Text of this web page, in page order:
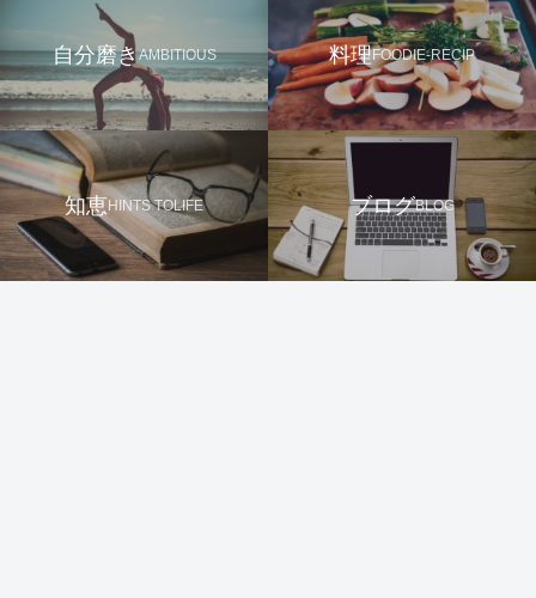
自分磨きAMBITIOUS 料理FOODIE-RECIP
知恵HINTS TOLIFE ブログBLOG